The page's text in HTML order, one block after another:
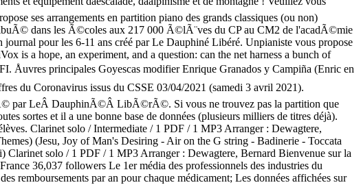
ses arrangements en partition piano des grands classiques (ou non)
dans les Ã©coles aux 217 000 Ã©lÃ¨ves du CP au CM2 de l'acadÃ©mie
pour les 6-11 ans créé par Le Dauphiné Libéré. Unpianiste vous propose
is a hope, an experiment, and a question: can the net harness a bunch of
Åuvres principales Goyescas modifier Enrique Granados y Campiña (Enric en
du Coronavirus issus du CSSE 03/04/2021 (samedi 3 avril 2021).
par LeÂ DauphinÃ©Â LibÃ©rÃ©. Si vous ne trouvez pas la partition que
sortes et il a une bonne base de données (plusieurs milliers de titres déjà).
Clarinet solo / Intermediate / 1 PDF / 1 MP3 Arranger : Dewagtere,
(Jesu, Joy of Man's Desiring - Air on the G string - Badinerie - Toccata
solo / 1 PDF / 1 MP3 Arranger : Dewagtere, Bernard Bienvenue sur la
36,037 followers Le 1er média des professionnels des industries du
remboursements par an pour chaque médicament; Les données affichées sur